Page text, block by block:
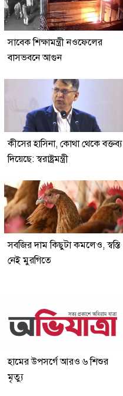
সাবেক শিক্ষামন্ত্রী নওফেলের
বাসভবনে আগুন
কীসের হাসিনা, কোথা থেকে বক্তব্য
দিয়েছে: স্বরাষ্ট্রমন্ত্রী
সবজির দাম কিছুটা কমলেও, স্বস্তি
নেই মুরগিতে
হামের উপসর্গে আরও ৬ শিশুর
মৃত্যু